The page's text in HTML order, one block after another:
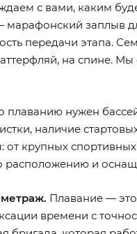
с вами, каким
марафонский заплыв
передачи этапа.
на спине.
плаванию нужен
наличие
крупных
расположению и
Плавание —
времени с